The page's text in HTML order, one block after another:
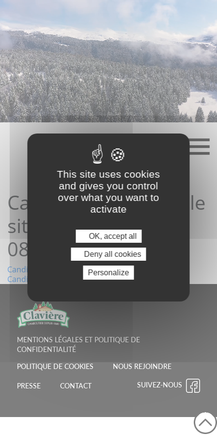
content
Candidature depuis le
site 03/06/2026
08:16:19
Navigation
l’article
Candidature depuis le site 26/05/2026 18:18:22
Candidature depuis le site 03/06/2026 09:24:56
MENTIONS LÉGALES ET POLITIQUE DE
CONFIDENTIALITÉ
POLITIQUE DE COOKIES NOUS REJOINDRE
PRESSE CONTACT SUIVEZ-NOUS
This site uses cookies
and gives you control
over what you want to
activate
OK, accept all
Deny all cookies
Personalize